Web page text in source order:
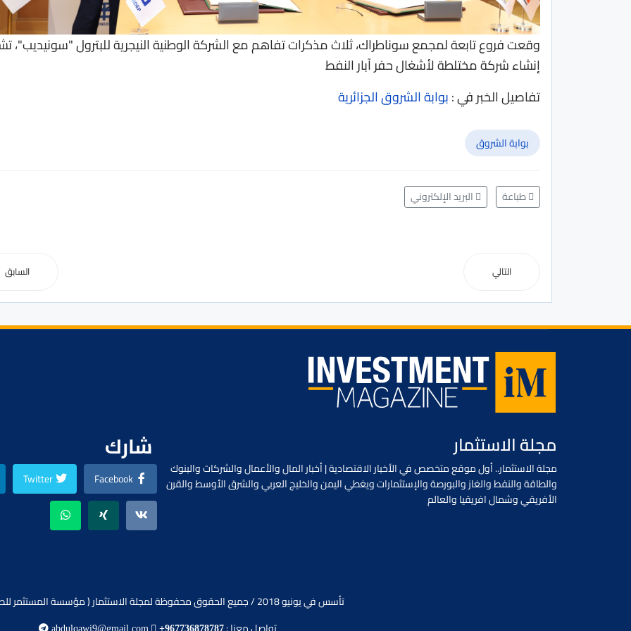
وقعت فروع تابعة لمجمع سوناطراك، ثلاث مذكرات تفاهم مع الشركة الوطنية النيجرية للبترول "سونيديب"،
إنشاء شركة مختلطة لأشغال حفر آبار النفط
تفاصيل الخبر في :بوابة الشروق الجزائرية
بوابة الشروق
طباعة البريد الإلكتروني
السابق التالي
مجلة الاستثمار
مجلة الاستثمار.. أول موقع متخصص في الأخبار الاقتصادية | أخبار المال والأعمال والشركات والبنوك
والطاقة والنفط والغاز والبورصة والإستثمارات ويغطي اليمن والخليج العربي والشرق الأوسط والقرن
الأفريقي وشمال افريقيا والعالم
شارك
Facebook
Twitter
تأسس في يونيو 2018 / جميع الحقوق محفوظة لمجلة الاستثمار ( مؤسسة المستثمر للصحافة).
+967736878787
abdulqawi9@gmail.com